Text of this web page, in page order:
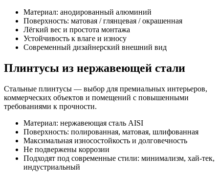
Материал: анодированный алюминий
Поверхность: матовая / глянцевая / окрашенная
Лёгкий вес и простота монтажа
Устойчивость к влаге и износу
Современный дизайнерский внешний вид
Плинтусы из нержавеющей стали
Стальные плинтусы — выбор для премиальных интерьеров,
коммерческих объектов и помещений с повышенными
требованиями к прочности.
Материал: нержавеющая сталь AISI
Поверхность: полированная, матовая, шлифованная
Максимальная износостойкость и долговечность
Не подвержены коррозии
Подходят под современные стили: минимализм, хай-тек,
индустриальный